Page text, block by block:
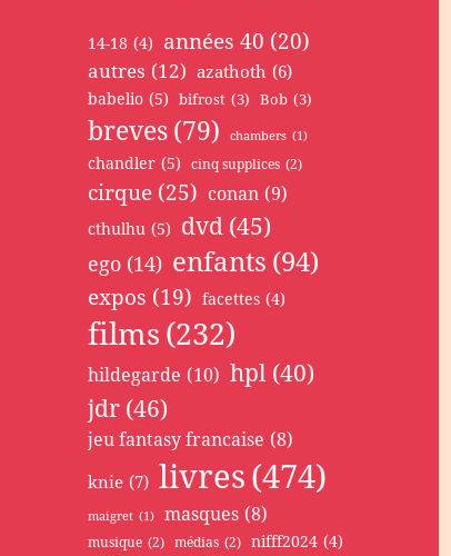
14-18 (4) années 40 (20)
autres (12) azathoth (6)
babelio (5) bifrost (3) Bob (3)
breves(79) chambers (1)
chandler (5) cinq supplices (2)
cirque (25) conan (9)
cthulhu (5) dvd (45)
ego (14) enfants (94)
expos (19) facettes (4)
films(232)
hildegarde (10) hpl (40)
jdr (46)
jeu fantasy francaise (8)
knie (7) livres(474)
maigret (1) masques (8)
musique (2) médias (2) nifff2024 (4)